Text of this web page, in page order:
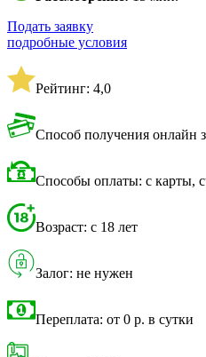
Подать заявку
подробные условия
Рейтинг: 4,0
Способ получения онлайн
Способы оплаты: с карты,
Возраст: с 18 лет
Залог: не нужен
Переплата: от 0 р. в сутки